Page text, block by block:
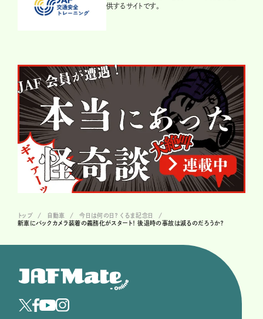
供するサイトです。
トップ 自動車
今日は何の日？ くるま記念日
新車にバックカメラ装着の義務化がスタート！ 後退時の事故は減るのだろうか？